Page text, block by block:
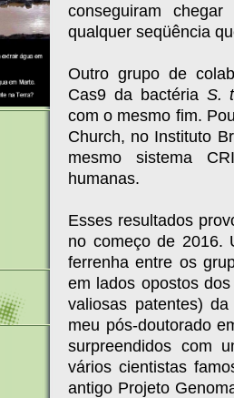
conseguiram
qualquer seqüência
Outro grupo de
Cas9 da bactéria S.
com o mesmo fim.
Church, no Instituto
mesmo sistema
humanas.
Esses resultados
no começo de 2016.
ferrenha entre os
em lados opostos
valiosas patentes)
meu pós-doutorado
surpreendidos com
vários cientistas
antigo Projeto